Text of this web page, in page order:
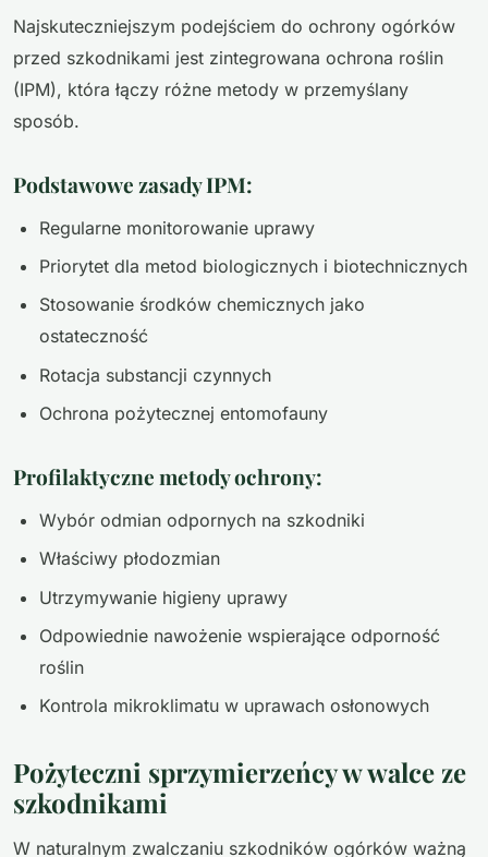
Najskuteczniejszym podejściem do ochrony ogórków
przed szkodnikami jest zintegrowana ochrona roślin
(IPM), która łączy różne metody w przemyślany
sposób.
Podstawowe zasady IPM:
Regularne monitorowanie uprawy
Priorytet dla metod biologicznych i biotechnicznych
Stosowanie środków chemicznych jako
ostateczność
Rotacja substancji czynnych
Ochrona pożytecznej entomofauny
Profilaktyczne metody ochrony:
Wybór odmian odpornych na szkodniki
Właściwy płodozmian
Utrzymywanie higieny uprawy
Odpowiednie nawożenie wspierające odporność
roślin
Kontrola mikroklimatu w uprawach osłonowych
Pożyteczni sprzymierzeńcy w walce ze
szkodnikami
W naturalnym zwalczaniu szkodników ogórków ważną